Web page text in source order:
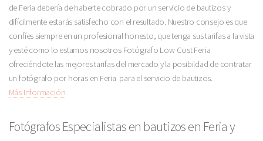
de Feria debería de haberte cobrado por un servicio de bautizos y
difícilmente estarás satisfecho con el resultado. Nuestro consejo es que
confíes siempre en un profesional honesto, que tenga sus tarifas a la vista
y esté como lo estamos nosotros Fotógrafo Low Cost Feria
ofreciéndote las mejores tarifas del mercado y la posibildad de contratar
un fotógrafo por horas en Feria para el servicio de bautizos.
Más Información
Fotógrafos Especialistas en bautizos en Feria y